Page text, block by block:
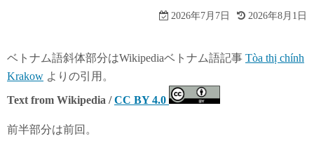
2026年7月7日 2026年8月1日
ベトナム語斜体部分はWikipediaベトナム語記事 Tòa thị chính
Krakow よりの引用。
Text from Wikipedia /CC BY 4.0
前半部分は前回。